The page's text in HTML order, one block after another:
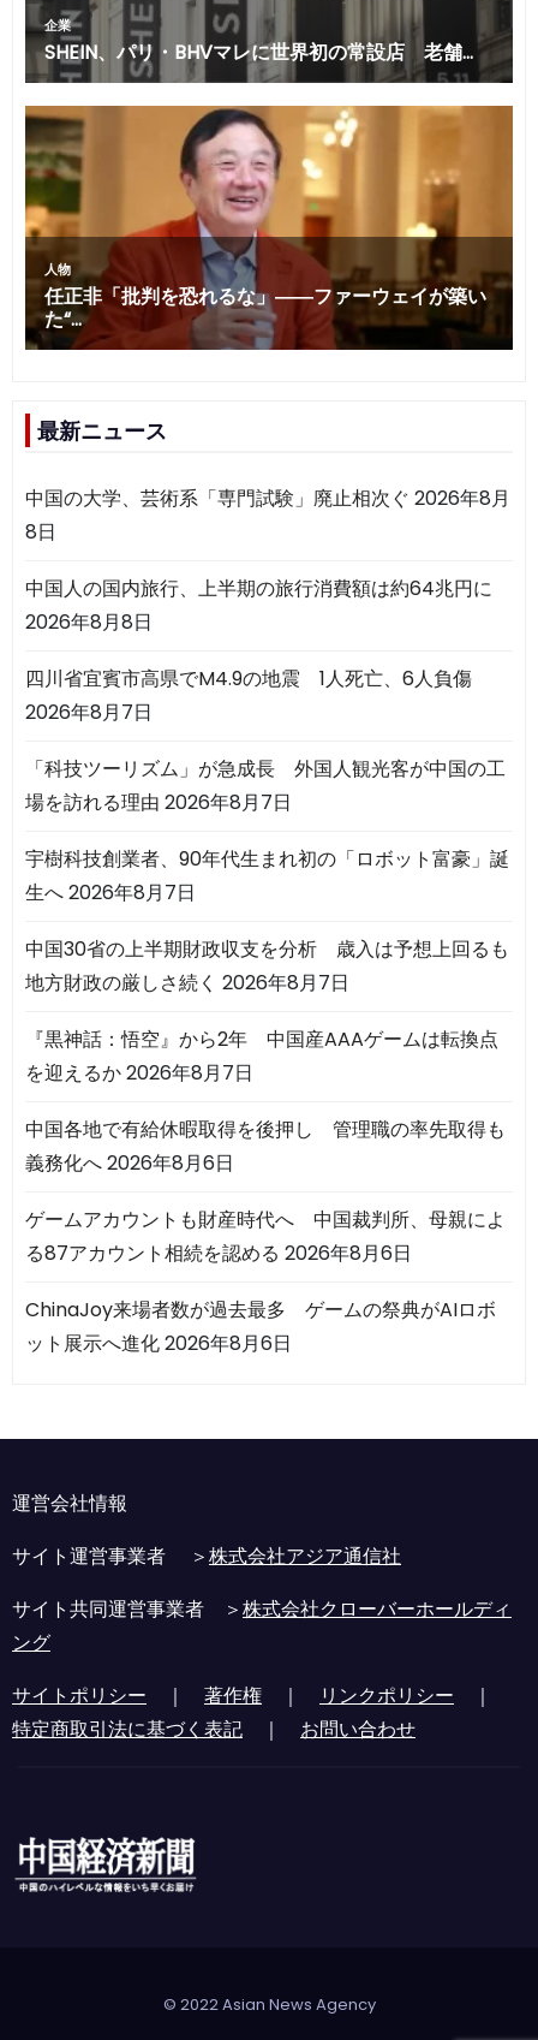
最新ニュース
中国の大学、芸術系「専門試験」廃止相次ぐ 2026年8月
8日
中国人の国内旅行、上半期の旅行消費額は約64兆円に
2026年8月8日
四川省宜賓市高県でM4.9の地震 1人死亡、6人負傷
2026年8月7日
「科技ツーリズム」が急成長 外国人観光客が中国の工
場を訪れる理由 2026年8月7日
宇樹科技創業者、90年代生まれ初の「ロボット富豪」誕
生へ2026年8月7日
中国30省の上半期財政収支を分析 歳入は予想上回るも
地方財政の厳しさ続く 2026年8月7日
『黒神話：悟空』から2年 中国産AAAゲームは転換点
を迎えるか2026年8月7日
中国各地で有給休暇取得を後押し 管理職の率先取得も
義務化へ2026年8月6日
ゲームアカウントも財産時代へ 中国裁判所、母親によ
る87アカウント相続を認める 2026年8月6日
ChinaJoy来場者数が過去最多 ゲームの祭典がAIロボ
ット展示へ進化2026年8月6日
運営会社情報
サイト運営事業者 ＞株式会社アジア通信社
サイト共同運営事業者 ＞株式会社クローバーホールディ
ング
サイトポリシー ｜ 著作権 ｜ リンクポリシー ｜
特定商取引法に基づく表記 ｜ お問い合わせ
© 2022 Asian News Agency